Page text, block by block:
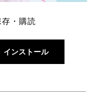
・購読
インストール